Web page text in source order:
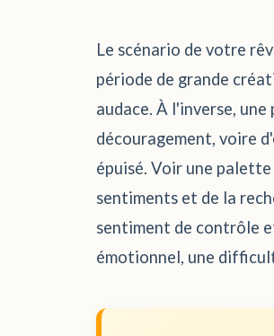
Le scénario de votre
période de grande
audace. À l'inverse,
découragement, voire
épuisé. Voir une
sentiments et de la
sentiment de contrôle
émotionnel, une